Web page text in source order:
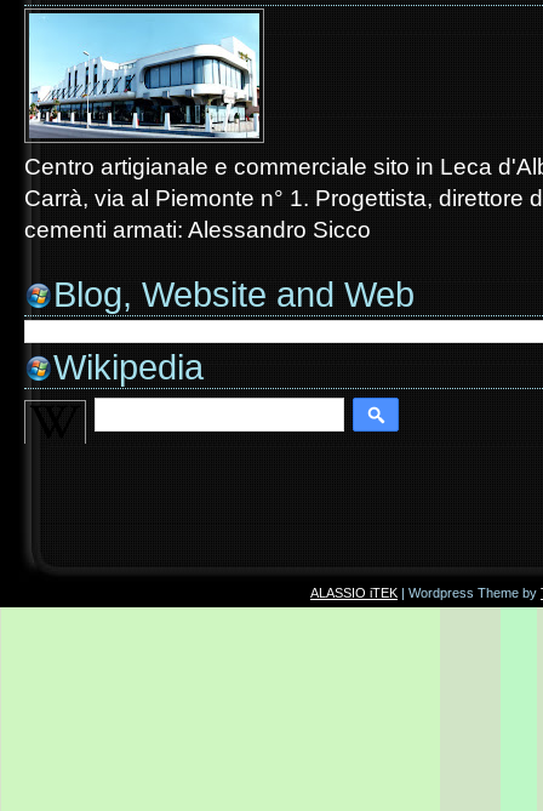
Centro artigianale e commerciale sito in Leca
Carrà, via al Piemonte n° 1. Progettista, direttore
cementi armati: Alessandro Sicco
Blog, Website and Web
Wikipedia
ALASSIO iTEK | Wordpress Theme by